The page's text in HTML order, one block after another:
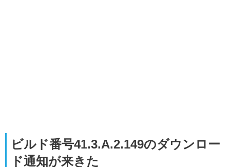
ビルド番号41.3.A.2.149のダウンロー
ド通知が来きた